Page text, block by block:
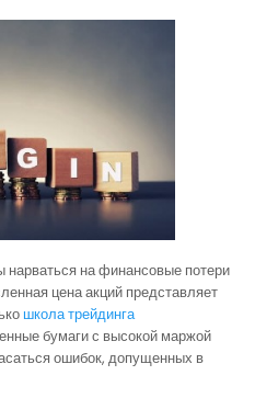
на финансовые потери
цена акций представляет
школа трейдинга
бумаги с высокой маржой
ошибок, допущенных в